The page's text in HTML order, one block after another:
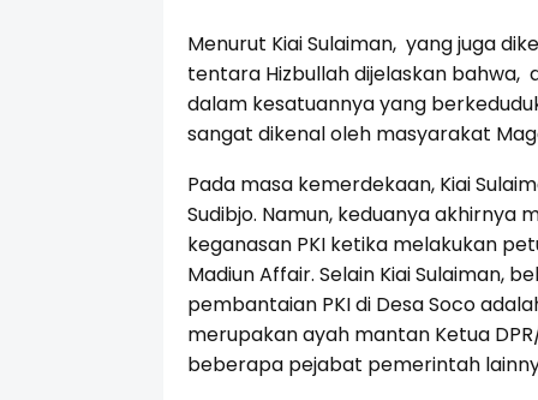
Menurut Kiai Sulaiman, yang juga
tentara Hizbullah dijelaskan bahwa,
dalam kesatuannya yang
sangat dikenal oleh masyarakat
Pada masa kemerdekaan, Kiai
Sudibjo. Namun, keduanya akhirnya
keganasan PKI ketika melakukan
Madiun Affair. Selain Kiai Sulaiman,
pembantaian PKI di Desa Soco
merupakan ayah mantan Ketua
beberapa pejabat pemerintah